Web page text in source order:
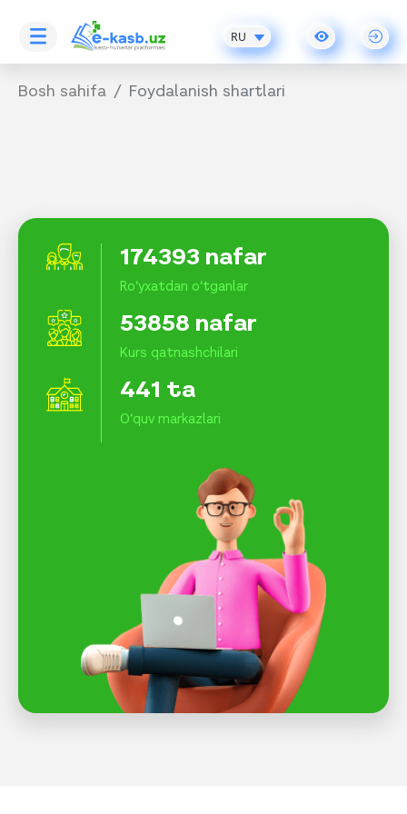
RU
Bosh sahifa Foydalanish shartlari
174393 nafar
Ro‘yxatdan o‘tganlar
53858 nafar
Kurs qatnashchilari
441 ta
O‘quv markazlari